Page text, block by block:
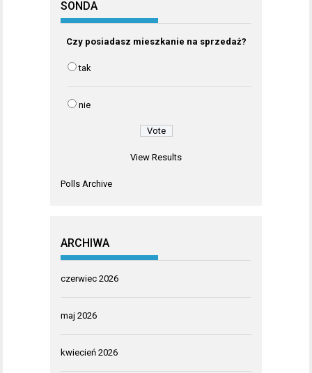
SONDA
Czy posiadasz mieszkanie na sprzedaż?
tak
nie
View Results
Polls Archive
ARCHIWA
czerwiec 2026
maj 2026
kwiecień 2026